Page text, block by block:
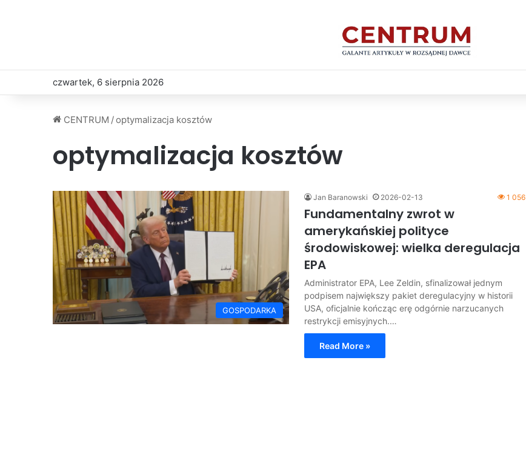
czwartek, 6 sierpnia 2026
CENTRUM /optymalizacja kosztów
optymalizacja kosztów
GOSPODARKA
Jan Baranowski 2026-02-13 1 056
Fundamentalny zwrot w
amerykańskiej polityce
środowiskowej: wielka deregulacja
EPA
Administrator EPA, Lee Zeldin, sfinalizował jednym
podpisem największy pakiet deregulacyjny w historii
USA, oficjalnie kończąc erę odgórnie narzucanych
restrykcji emisyjnych.…
Read More »